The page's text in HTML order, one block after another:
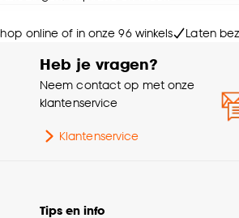
te weten is dat je deze keuze
online of in onze 96 winkels Laten
Heb je vragen?
Neem contact op met onze
klantenservice
Klantenservice
Tips en info